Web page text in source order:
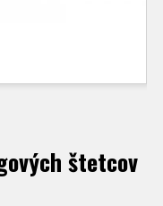
štetcov